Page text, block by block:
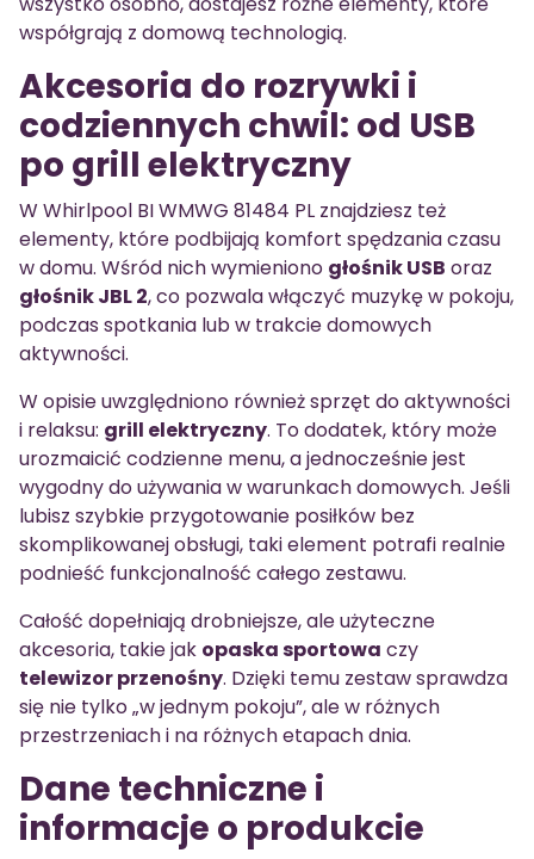
współgrają z domową technologią.
Akcesoria do rozrywki i
codziennych chwil: od USB
po grill elektryczny
W Whirlpool BI WMWG 81484 PL znajdziesz też
elementy, które podbijają komfort spędzania czasu
w domu. Wśród nich wymieniono głośnik USB oraz
głośnik JBL 2, co pozwala włączyć muzykę w pokoju,
podczas spotkania lub w trakcie domowych
aktywności.
W opisie uwzględniono również sprzęt do aktywności
i relaksu: grill elektryczny. To dodatek, który może
urozmaicić codzienne menu, a jednocześnie jest
wygodny do używania w warunkach domowych. Jeśli
lubisz szybkie przygotowanie posiłków bez
skomplikowanej obsługi, taki element potrafi realnie
podnieść funkcjonalność całego zestawu.
Całość dopełniają drobniejsze, ale użyteczne
akcesoria, takie jak opaska sportowa czy
telewizor przenośny. Dzięki temu zestaw sprawdza
się nie tylko „w jednym pokoju”, ale w różnych
przestrzeniach i na różnych etapach dnia.
Dane techniczne i
informacje o produkcie